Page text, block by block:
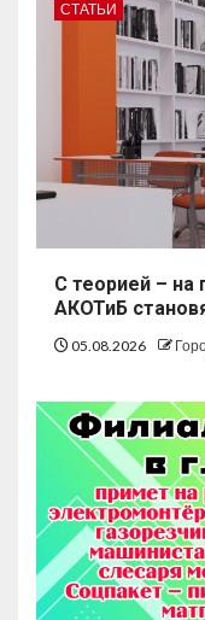
СТАТЬИ
С теорией – на
АКОТиБ
05.08.2026